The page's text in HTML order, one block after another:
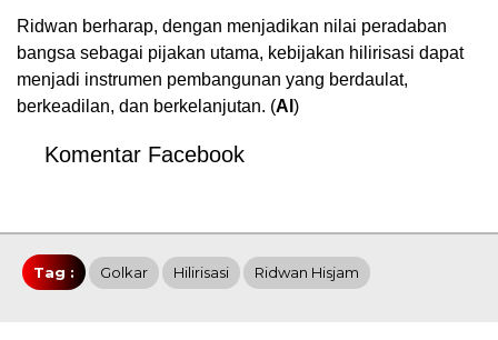
Ridwan berharap, dengan menjadikan nilai peradaban
bangsa sebagai pijakan utama, kebijakan hilirisasi dapat
menjadi instrumen pembangunan yang berdaulat,
berkeadilan, dan berkelanjutan. (Al )
Komentar Facebook
Tag : Golkar Hilirisasi Ridwan Hisjam